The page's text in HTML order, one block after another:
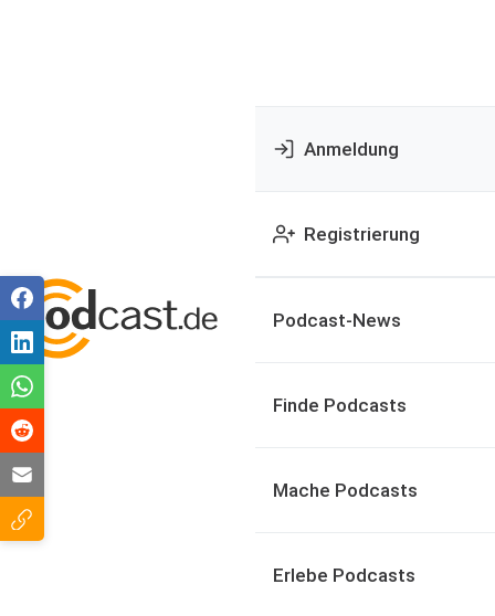
Anmeldung
Registrierung
Podcast-News
Finde Podcasts
Mache Podcasts
Erlebe Podcasts